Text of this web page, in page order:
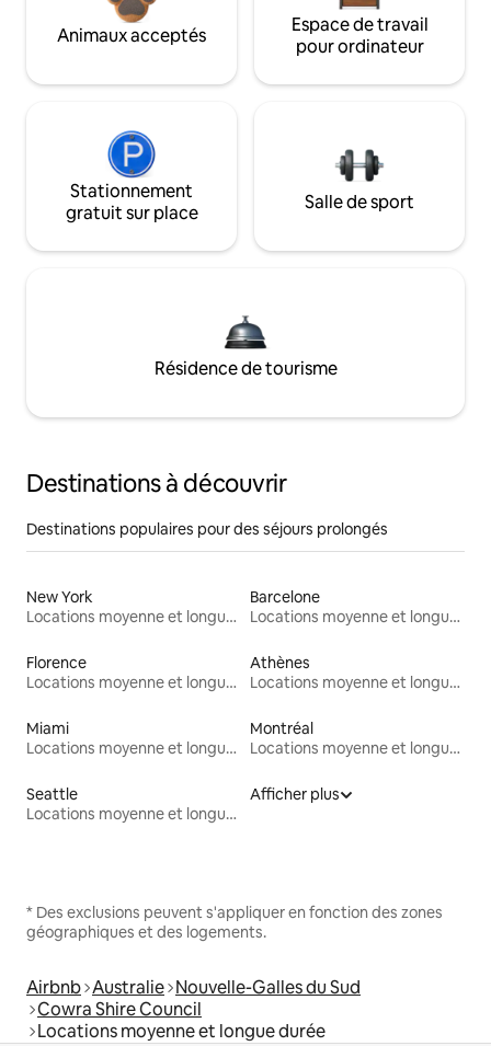
Animaux acceptés
Espace de travail
pour ordinateur
Stationnement
gratuit sur place
Salle de sport
Résidence de tourisme
Destinations à découvrir
Destinations populaires pour des séjours prolongés
New York
Locations moyenne et longue durée
Barcelone
Locations moyenne et longue durée
Florence
Locations moyenne et longue durée
Athènes
Locations moyenne et longue durée
Miami
Locations moyenne et longue durée
Montréal
Locations moyenne et longue durée
Seattle
Locations moyenne et longue durée
Afficher plus
* Des exclusions peuvent s'appliquer en fonction des zones
géographiques et des logements.
Airbnb Australie Nouvelle-Galles du Sud
Cowra Shire Council
Locations moyenne et longue durée